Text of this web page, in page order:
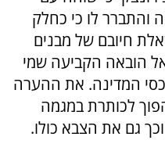
והתברר לו כי כחלק
חיובם של מבנים
הובאה הקביעה שמי
המדינה. את ההערה
לכותרת במגמה
גם את הצבא כולו.